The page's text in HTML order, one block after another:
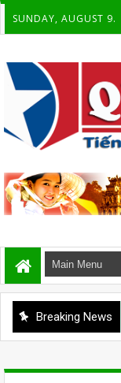
SUNDAY, AUGUST 9.
Breaking News
DÒNG SỬ VIỆT